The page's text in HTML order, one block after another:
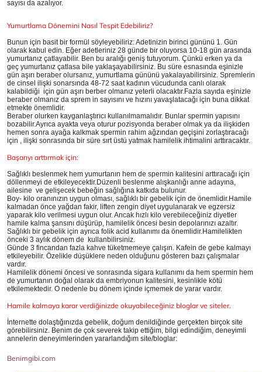
sayısı da azalıyor.
Yumurtlama Dönemini Nasıl Tespit Edebiliriz?
Bunun için basit bir formül söyleyebiliriz: Adetinizin birinci gününü 1. Gün
olarak kabul edin. Eğer adetleriniz 28 günde bir oluyorsa 10-18 gün arasında
yumurtanız çatlayabilir. Ben bu aralığı geniş tutuyorum. Çünkü erken ya da
geç yumurtanız çatlasa bile yaklaşayabilirsiniz. Bu süre esnasında eşinizle
gün aşırı beraber olursanız, yumurtlama gününü yakalayabilirsiniz. Spremlerin
de cinsel ilişki sonarsında 48-72 saat kadının vücudunda canlı olarak
kalabildiği için gün aşırı berber olmanız yeterli olacaktır.Fazla sayıda eşinizle
beraber olmanız da sprem in sayısını ve hızını yavaşlatacağı için buna dikkat
etmekte önemlidir.
Beraber olurken kayganlaştırıcı kullanılmamalıdır. Bunlar spermin yapısını
bozabilir.Ayrıca ayakta veya oturur pozisyonda beraber olmak ya da ilişkiden
hemen sonra ayağa kalkmak spermin rahim ağzından geçişini zorlaştıracağı
için , ilişki sonrasında bir süre sırt üstü yatmak hamilelik ihtimalini arttıracaktır.
Başarıyı arttırmak için:
Sağlıklı beslenmek hem yumurtanın hem de spermin kalitesini arttıracağı için
döllenmeyi de etkileyecektir.Düzenli beslenme alışkanlığı anne adayına,
ailesine ve gelişecek bebeğin sağlığına katkıda bulunur.
Boy- kilo oranınızın uygun olması, sağlıklı bir gebelik için de önemlidir.Hamile
kalmadan önce yağdan fakir, liften zengin diyet uygulanarak ve egzersiz
yaparak kilo verilmesi uygun olur. Ancak hızlı kilo verebileceğiniz diyetler
hamile kalma şansını düşürüp, hamilelik öncesi besin depolarınızı azaltır.
Sağlıklı bir gebelik için ayrıca folik acid kullanımı da önemlidir.Hamilelikten
önceki 3 aylık dönem de kullanbilirsiniz.
Günde 3 fincandan fazla kahve tüketmemeye çalışın. Kafein de gebe kalmayı
etkileyebilir. Özelikle düşüklere neden olduğunu gösteren bazı çalışmalar
vardır.
Hamilelik dönemi öncesi ve sonrasında sigara kullanımı da hem spermin hem
de yumurtanın doğal olarak da embriyonun kalitesini, kesinlikle kötü
etkilemektedir. O nedenle bu dönem içinde içmemek de yarar vardır.
Hamile kalmaya karar verdiğinizde okuyabileceğiniz bloglar ve siteler.
İnternette dolaştığınızda gebelik, doğum denildiğinde gerçekten birçok site
görebilirsiniz. Benim de çok severek takip ettiğim, bilgi edindiğim, deneyimli
annelerin deneyimlerinden yararlandığım site/bloglar:
Benimgibi.com